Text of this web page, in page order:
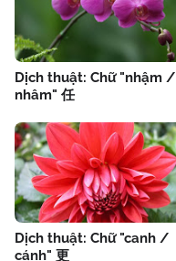
Dịch thuật: Chữ "nhậm /
nhâm" 任
Dịch thuật: Chữ "canh /
cánh" 更